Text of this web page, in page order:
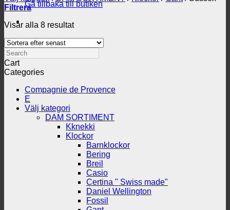
Gå tillbaka till butiken
Filtrera
Visar alla 8 resultatSortera
senaste
Search
Cart
Categories
Compagnie de Provence
E
Välj kategori
DAM SORTIMENT
Kknekki
Klockor
Barnklockor
Bering
Breil
Casio
Certina " Swiss made"
Daniel Wellington
Fossil